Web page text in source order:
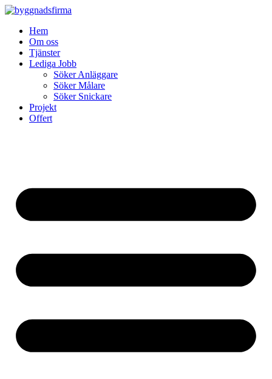
Skip
contentHem
Om oss
Tjänster
Lediga Jobb
Söker Anläggare
Söker Målare
Söker Snickare
Projekt
Offert